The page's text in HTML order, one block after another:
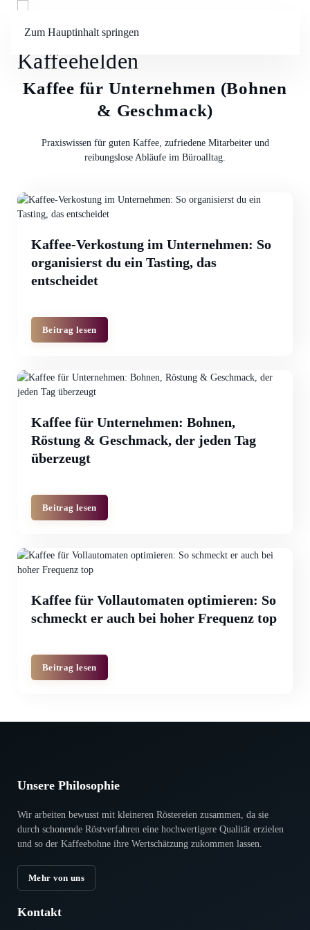
Zum Hauptinhalt springen
Kaffee für Unternehmen (Bohnen
& Geschmack)
Praxiswissen für guten Kaffee, zufriedene Mitarbeiter und
reibungslose Abläufe im Büroalltag.
Kaffee-Verkostung im Unternehmen: So
organisierst du ein Tasting, das
entscheidet
Beitrag lesen
Kaffee für Unternehmen: Bohnen,
Röstung & Geschmack, der jeden Tag
überzeugt
Beitrag lesen
Kaffee für Vollautomaten optimieren: So
schmeckt er auch bei hoher Frequenz top
Beitrag lesen
Unsere Philosophie
Wir arbeiten bewusst mit kleineren Röstereien zusammen, da sie
durch scho­nende Röstverfahren eine hoch­wertigere Qualität erzielen
und so der Kaffeebohne ihre Wertschätzung zukommen lassen.
Mehr von uns
Kontakt